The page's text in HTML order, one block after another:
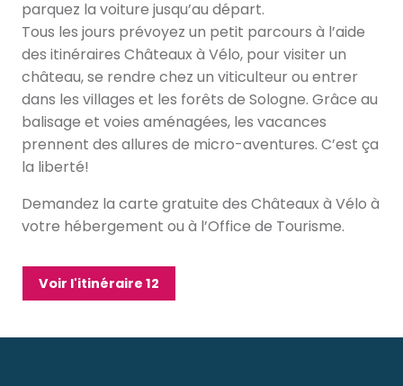
parquez la voiture jusqu’au départ.
Tous les jours prévoyez un petit parcours à l’aide
des itinéraires Châteaux à Vélo, pour visiter un
château, se rendre chez un viticulteur ou entrer
dans les villages et les forêts de Sologne. Grâce au
balisage et voies aménagées, les vacances
prennent des allures de micro-aventures. C’est ça
la liberté!
Demandez la carte gratuite des Châteaux à Vélo à
votre hébergement ou à l’Office de Tourisme.
Voir l'itinéraire 12